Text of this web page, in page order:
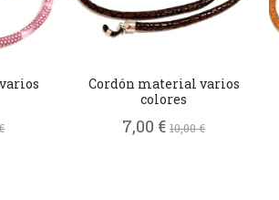
Cordón material varios
colores
7,00 €10,00 €